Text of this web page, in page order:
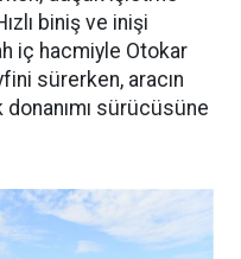
biniş ve inişi
iç hacmiyle Otokar
sürerken, aracın
sürücüsüne